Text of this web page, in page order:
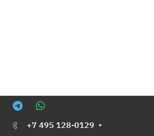
+7 495 128-0129